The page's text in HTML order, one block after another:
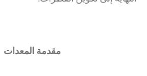
مقدمة المعدات